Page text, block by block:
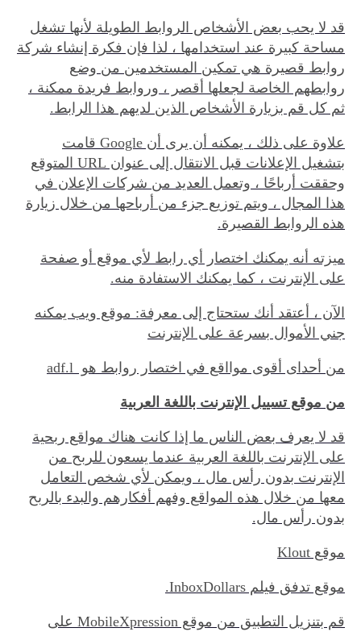
قد لا يحب بعض الأشخاص الروابط الطويلة لأنها تشغل
مساحة كبيرة عند استخدامها ، لذا فإن فكرة إنشاء شركة
روابط قصيرة هي تمكين المستخدمين من وضع
روابطهم الخاصة لجعلها أقصر ، وروابط فريدة ممكنة ،
ثم كل قم بزيارة الأشخاص الذين لديهم هذا الرابط.
علاوة على ذلك ، يمكنه أن يرى أن Google قامت
بتشغيل الإعلانات قبل الانتقال إلى عنوان URL المتوقع
وحققت أرباحًا ، وتعمل العديد من شركات الإعلان في
هذا المجال ، ويتم توزيع جزء من أرباحها من خلال زيارة
هذه الروابط القصيرة.
ميزته أنه يمكنك اختصار أي رابط لأي موقع أو صفحة
على الإنترنت ، كما يمكنك الاستفادة منه.
الآن ، أعتقد أنك ستحتاج إلى معرفة: موقع ويب يمكنه
جني الأموال بسرعة على الإنترنت
من أحداى أقوى موااقع في اختصار روابط هو adf.l
من موقع تسييل الإنترنت باللغة العربية
قد لا يعرف بعض الناس ما إذا كانت هناك مواقع ربحية
على الإنترنت باللغة العربية عندما يسعون للربح من
الإنترنت بدون رأس مال ، ويمكن لأي شخص التعامل
معها من خلال هذه المواقع وفهم أفكارهم والبدء بالربح
بدون رأس مال.
موقع Klout
موقع تدفق فيلم InboxDollars.
قم بتنزيل التطبيق من موقع MobileXpression على